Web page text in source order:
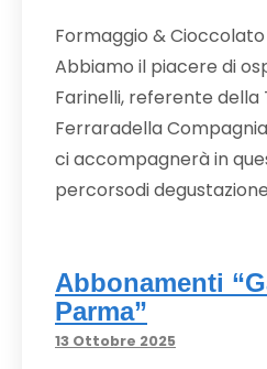
Formaggio &
Abbiamo il piacere di
Farinelli, referente
Ferraradella
ci accompagnerà in
percorsodi
Abbonamenti
Parma”
13 Ottobre 2025